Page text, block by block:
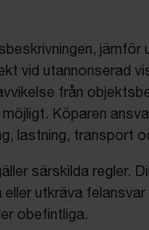
jämför
vid utannonserad
från
Köparen
lastning, transport
särskilda regler.
eller utkräva
obefintliga.